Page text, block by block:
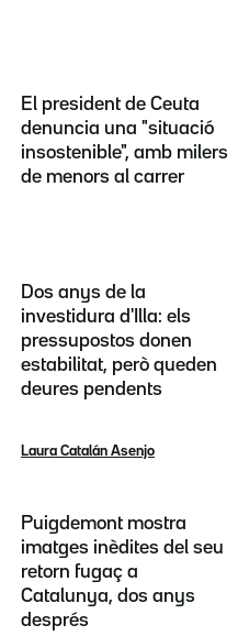
El president de Ceuta
denuncia una "situació
insostenible", amb milers
de menors al carrer
Dos anys de la
investidura d'Illa: els
pressupostos donen
estabilitat, però queden
deures pendents
Laura Catalán Asenjo
Puigdemont mostra
imatges inèdites del seu
retorn fugaç a
Catalunya, dos anys
després